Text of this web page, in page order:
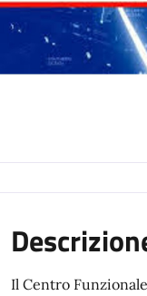
Il Centro